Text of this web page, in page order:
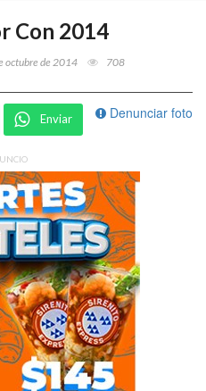
Con 2014
octubre de 2014 708
Denunciar foto
Enviar